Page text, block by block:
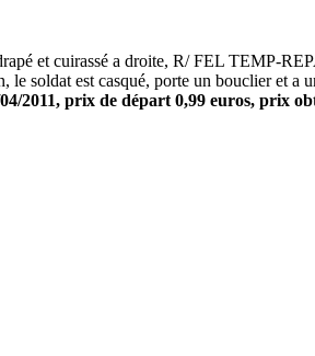
et cuirassé a droite, R/ FEL TEMP-
le soldat est casqué, porte un bouclier et a
2011, prix de départ 0,99 euros, prix